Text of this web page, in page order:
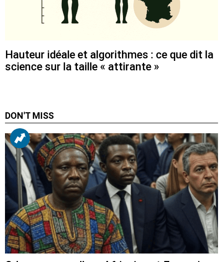
Hauteur idéale et algorithmes : ce que dit la
science sur la taille « attirante »
DON'T MISS